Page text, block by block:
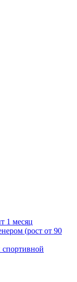
1 месяц
(рост от 90